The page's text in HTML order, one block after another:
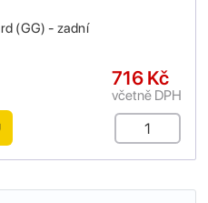
(GG) - zadní
716 Kč
včetně DPH